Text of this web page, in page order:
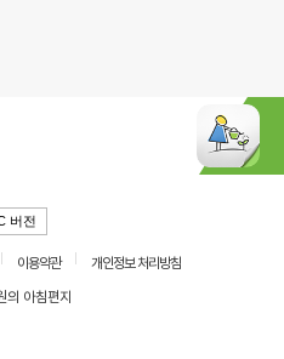
버전
이용약관
개인정보 처리방침
아침편지